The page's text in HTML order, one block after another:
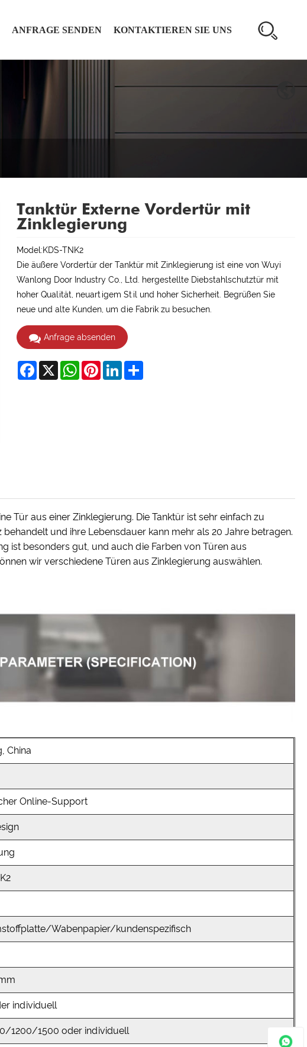
ANFRAGE SENDEN KONTAKTIEREN SIE UNS
Tanktür Externe Vordertür mit
Zinklegierung
Model:KDS-TNK2
Die äußere Vordertür der Tanktür mit Zinklegierung ist eine von Wuyi
Wanlong Door Industry Co., Ltd. hergestellte Diebstahlschutztür mit
hoher Qualität, neuartigem Stil und hoher Sicherheit. Begrüßen Sie
neue und alte Kunden, um die Fabrik zu besuchen.
Anfrage absenden
Facebook
X WhatsAppPinterestLinkedInShare
Tür aus einer Zinklegierung. Die Tanktür ist sehr einfach zu
und ihre Lebensdauer kann mehr als 20 Jahre betragen.
ist besonders gut, und auch die Farben von Türen aus
wir verschiedene Türen aus Zinklegierung auswählen.
China
Online-Support
Wabenpapier/kundenspezifisch
individuell
1200/1500 oder individuell